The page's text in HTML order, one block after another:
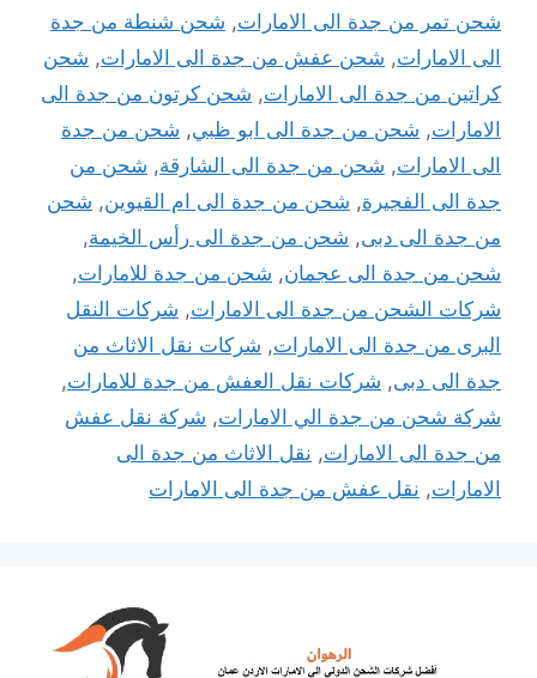
شحن تمر من جدة الى الامارات, شحن شنطة من جدة
الى الامارات, شحن عفش من جدة الى الامارات, شحن
كراتين من جدة الى الامارات, شحن كرتون من جدة الى
الامارات, شحن من جدة الى ابو ظبي, شحن من جدة
الى الامارات, شحن من جدة الى الشارقة, شحن من
جدة الى الفجيرة, شحن من جدة الى ام القيوين, شحن
من جدة الى دبى, شحن من جدة الى رأس الخيمة,
شحن من جدة الى عجمان, شحن من جدة للامارات,
شركات الشحن من جدة الى الامارات, شركات النقل
البرى من جدة الى الامارات, شركات نقل الاثاث من
جدة الى دبى, شركات نقل العفش من جدة للامارات,
شركة شحن من جدة الي الامارات, شركة نقل عفش
من جدة الى الامارات, نقل الاثاث من جدة الى
الامارات, نقل عفش من جدة الى الامارات